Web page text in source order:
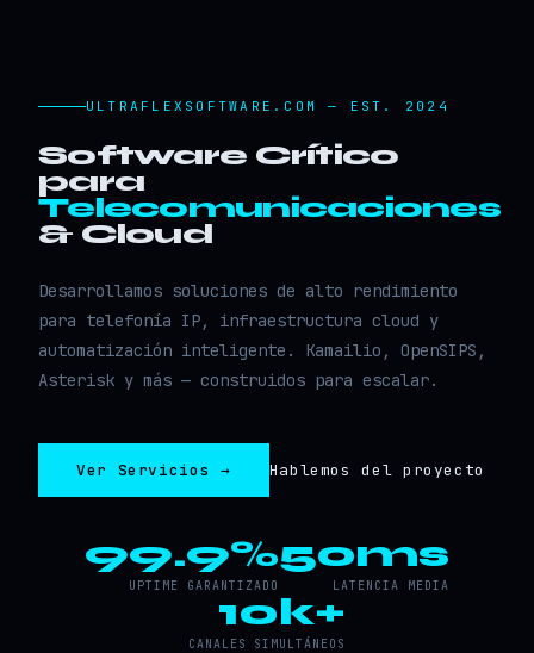
ULTRAFLEXSOFTWARE.COM — EST. 2024
Software Crítico
para
Telecomunicaciones
& Cloud
Desarrollamos soluciones de alto rendimiento
para telefonía IP, infraestructura cloud y
automatización inteligente. Kamailio, OpenSIPS,
Asterisk y más — construidos para escalar.
Ver Servicios → Hablemos del proyecto
99.9%
UPTIME GARANTIZADO
50ms
LATENCIA MEDIA
10k+
CANALES SIMULTÁNEOS